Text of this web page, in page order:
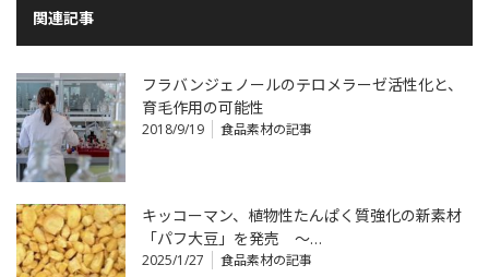
関連記事
フラバンジェノールのテロメラーゼ活性化と、
育毛作用の可能性
2018/9/19 食品素材の記事
キッコーマン、植物性たんぱく質強化の新素材
「パフ大豆」を発売 ～…
2025/1/27 食品素材の記事